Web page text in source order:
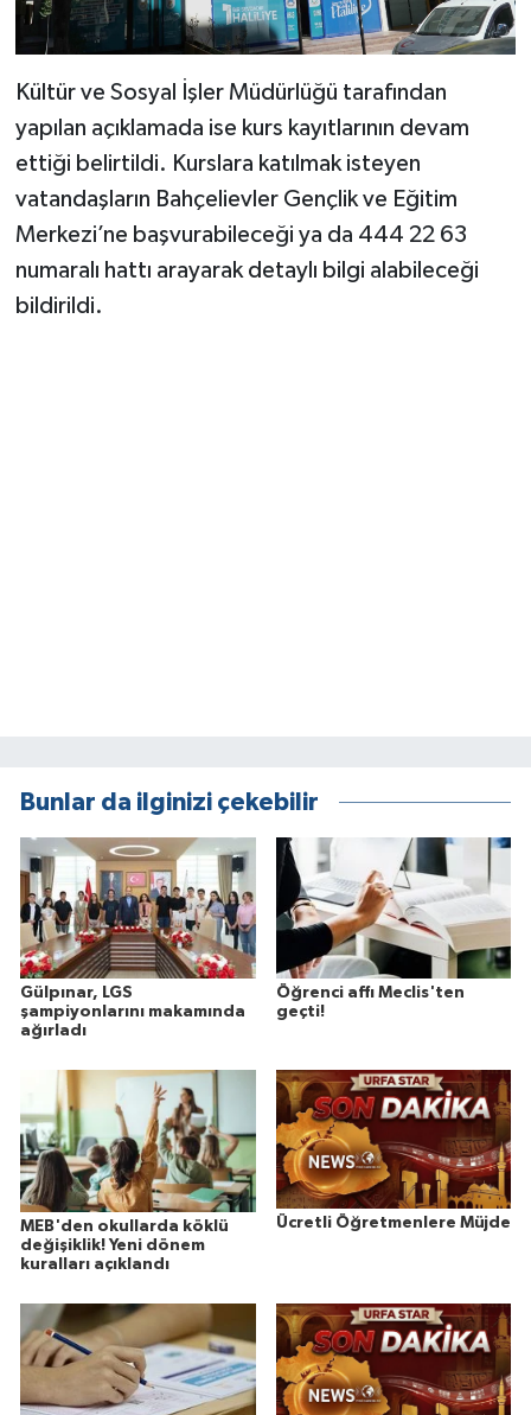
Kültür ve Sosyal İşler Müdürlüğü tarafından
yapılan açıklamada ise kurs kayıtlarının devam
ettiği belirtildi. Kurslara katılmak isteyen
vatandaşların Bahçelievler Gençlik ve Eğitim
Merkezi’ne başvurabileceği ya da 444 22 63
numaralı hattı arayarak detaylı bilgi alabileceği
bildirildi.
Bunlar da ilginizi çekebilir
Gülpınar, LGS
şampiyonlarını makamında
ağırladı
Öğrenci affı Meclis'ten
geçti!
MEB'den okullarda köklü
değişiklik! Yeni dönem
kuralları açıklandı
Ücretli Öğretmenlere Müjde